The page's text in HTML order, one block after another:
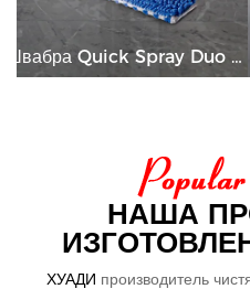
Швабра Quick Spray Duo для уборки
НАША
ХУАДИ производитель